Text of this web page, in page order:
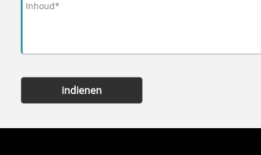
indienen